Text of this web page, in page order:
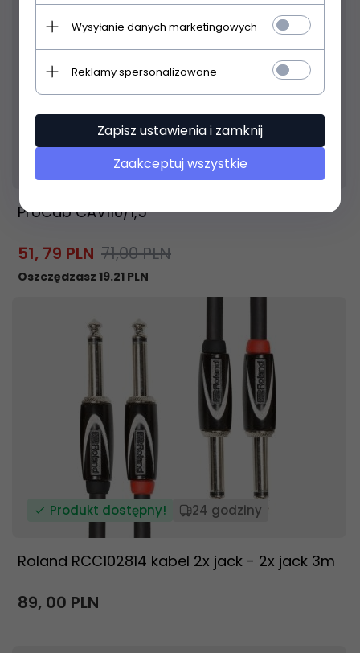
Produkt dostępny! 24 godzin
ProCab CAV110/1,5
51, 79 PLN 71,00 PLN
Oszczędzasz 19.21 PLN
Produkt dostępny! 24 godziny
Roland RCC102814 kabel 2x jack - 2x jack 3m
89, 00 PLN
Wysyłanie danych marketingowych
Reklamy spersonalizowane
Zapisz ustawienia i zamknij
Zaakceptuj wszystkie